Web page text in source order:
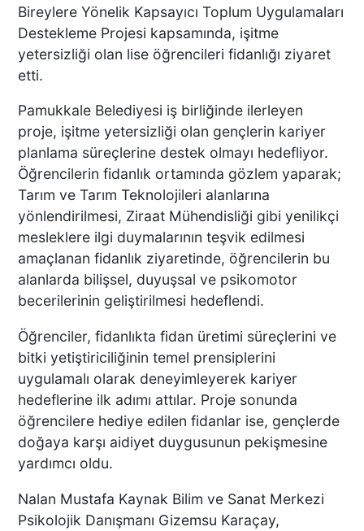
Bireylere Yönelik Kapsayıcı Toplum Uygulamaları
Destekleme Projesi kapsamında, işitme
yetersizliği olan lise öğrencileri fidanlığı ziyaret
etti.
Pamukkale Belediyesi iş birliğinde ilerleyen
proje, işitme yetersizliği olan gençlerin kariyer
planlama süreçlerine destek olmayı hedefliyor.
Öğrencilerin fidanlık ortamında gözlem yaparak;
Tarım ve Tarım Teknolojileri alanlarına
yönlendirilmesi, Ziraat Mühendisliği gibi yenilikçi
mesleklere ilgi duymalarının teşvik edilmesi
amaçlanan fidanlık ziyaretinde, öğrencilerin bu
alanlarda bilişsel, duyuşsal ve psikomotor
becerilerinin geliştirilmesi hedeflendi.
Öğrenciler, fidanlıkta fidan üretimi süreçlerini ve
bitki yetiştiriciliğinin temel prensiplerini
uygulamalı olarak deneyimleyerek kariyer
hedeflerine ilk adımı attılar. Proje sonunda
öğrencilere hediye edilen fidanlar ise, gençlerde
doğaya karşı aidiyet duygusunun pekişmesine
yardımcı oldu.
Nalan Mustafa Kaynak Bilim ve Sanat Merkezi
Psikolojik Danışmanı Gizemsu Karaçay,